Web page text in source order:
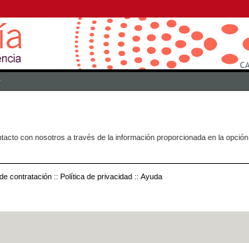
con nosotros a través de la información proporcionada en la opción
contratación :: Política de privacidad :: Ayuda